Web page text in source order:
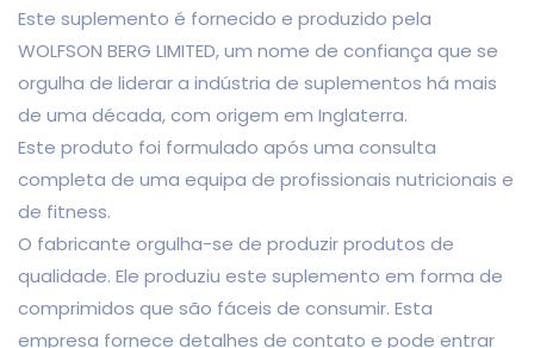
Este suplemento é fornecido e produzido pela
WOLFSON BERG LIMITED, um nome de confiança que se
orgulha de liderar a indústria de suplementos há mais
de uma década, com origem em Inglaterra.
Este produto foi formulado após uma consulta
completa de uma equipa de profissionais nutricionais e
de fitness.
O fabricante orgulha-se de produzir produtos de
qualidade. Ele produziu este suplemento em forma de
comprimidos que são fáceis de consumir. Esta
empresa fornece detalhes de contato e pode entrar